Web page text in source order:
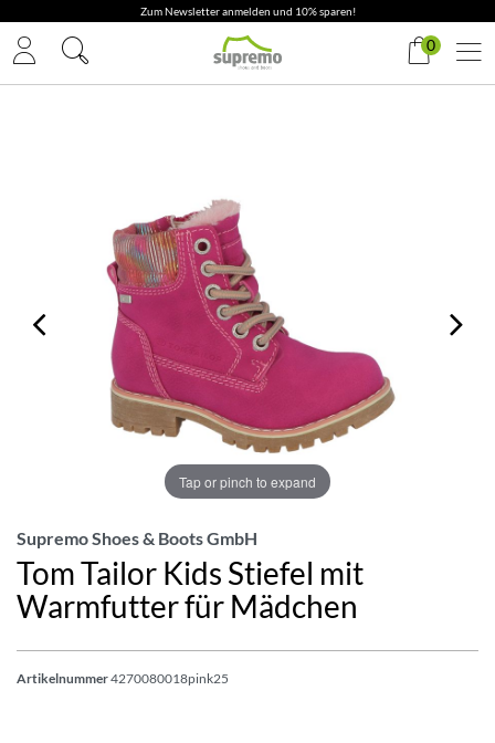
Zum Newsletter anmelden und 10% sparen!
0
Tap or pinch to expand
Supremo Shoes & Boots GmbH
Tom Tailor Kids Stiefel mit
Warmfutter für Mädchen
Artikelnummer4270080018pink25